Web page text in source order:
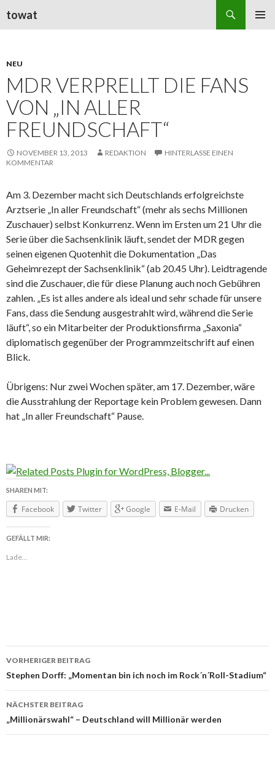
towat
NEU
MDR VERPRELLT DIE FANS
VON „IN ALLER
FREUNDSCHAFT“
NOVEMBER 13, 2013 REDAKTION
HINTERLASSE EINEN
KOMMENTAR
Am 3. Dezember macht sich Deutschlands erfolgreichste
Arztserie „In aller Freundschaft“ (mehr als sechs Millionen
Zuschauer) selbst Konkurrenz. Wenn im Ersten um 21 Uhr die
Serie über die Sachsenklinik läuft, sendet der MDRgegen
seinen eigenen Quotenhit die Dokumentation „Das
Geheimrezept der Sachsenklinik“ (ab 20.45 Uhr). Leidtragende
sind die Zuschauer, die für diese Planung auch noch Gebühren
zahlen. „Es ist alles andere als ideal und sehr schade für unsere
Fans, dass die Sendung ausgestrahlt wird, während die Serie
läuft“, so ein Mitarbeiter der Produktionsfirma „Saxonia“
diplomatisch gegenüber der Programmzeitschrift auf einen
Blick.
Übrigens: Nur zwei Wochen später, am 17. Dezember, wäre
die Ausstrahlung der Reportage kein Problem gewesen. Dann
hat „In aller Freundschaft“ Pause.
SHAREN MIT:
Facebook Twitter Google E-Mail Drucken
GEFÄLLT MIR:
Lade...
Beitragsnavigation
VORHERIGER BEITRAG
Stephen Dorff: „Momentan bin ich noch im Rock´n´Roll-Stadium“
NÄCHSTER BEITRAG
„Millionärswahl“ – Deutschland will Millionär werden